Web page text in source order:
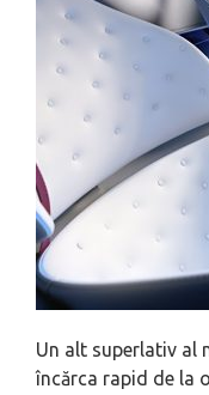
Un alt superlativ al
încărca rapid de la